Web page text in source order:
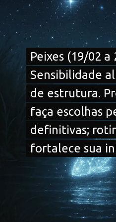
Peixes (19/02 a
Sensibilidade
de estrutura.
faça escolhas
definitivas;
fortalece sua
Peixes (19/02 a
Sensibilidade
de estrutura.
faça escolhas
definitivas;
fortalece sua